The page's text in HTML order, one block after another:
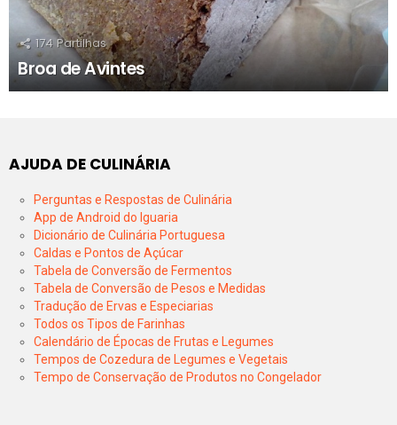
174 Partilhas
Broa de Avintes
AJUDA DE CULINÁRIA
Perguntas e Respostas de Culinária
App de Android do Iguaria
Dicionário de Culinária Portuguesa
Caldas e Pontos de Açúcar
Tabela de Conversão de Fermentos
Tabela de Conversão de Pesos e Medidas
Tradução de Ervas e Especiarias
Todos os Tipos de Farinhas
Calendário de Épocas de Frutas e Legumes
Tempos de Cozedura de Legumes e Vegetais
Tempo de Conservação de Produtos no Congelador